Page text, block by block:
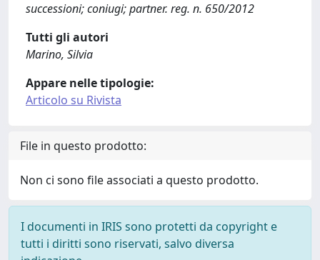
successioni; coniugi; partner. reg. n. 650/2012
Tutti gli autori
Marino, Silvia
Appare nelle tipologie:
Articolo su Rivista
File in questo prodotto:
Non ci sono file associati a questo prodotto.
I documenti in IRIS sono protetti da copyright e
tutti i diritti sono riservati, salvo diversa